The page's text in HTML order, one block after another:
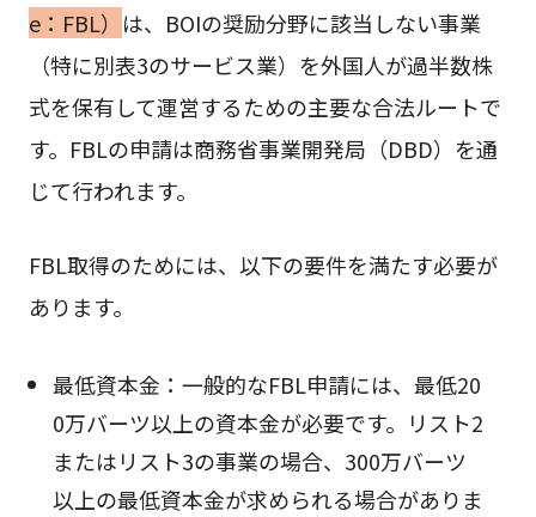
e：FBL） は、BOIの奨励分野に該当しない事業
（特に別表3のサービス業）を外国人が過半数株
式を保有して運営するための主要な合法ルートで
す。FBLの申請は商務省事業開発局（DBD）を通
じて行われます。
FBL取得のためには、以下の要件を満たす必要が
あります。
最低資本金：一般的なFBL申請には、最低20
0万バーツ以上の資本金が必要です。リスト2
またはリスト3の事業の場合、300万バーツ
以上の最低資本金が求められる場合がありま